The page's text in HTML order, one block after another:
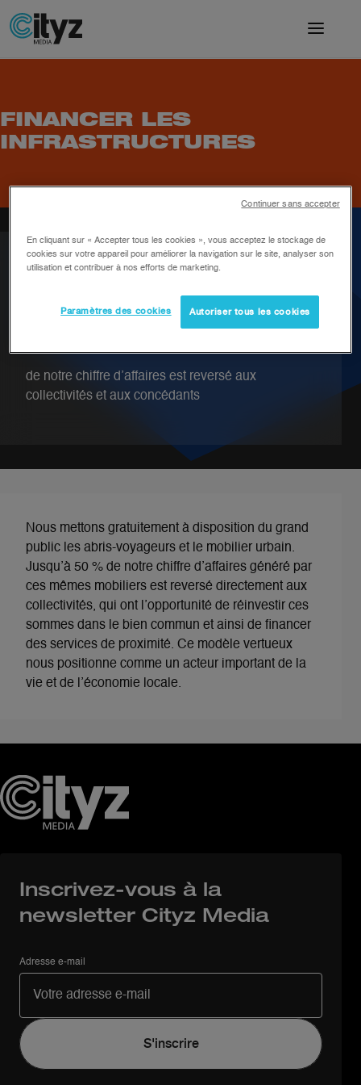
FINANCER LES
INFRASTRUCTURES
de notre chiffre d’affaires est reversé aux
collectivités et aux concédants
Nous mettons gratuitement à disposition du grand
public les abris-voyageurs et le mobilier urbain.
Jusqu’à 50 % de notre chiffre d’affaires généré par
ces mêmes mobiliers est reversé directement aux
collectivités, qui ont l’opportunité de réinvestir ces
sommes dans le bien commun et ainsi de financer
des services de proximité. Ce modèle vertueux
nous positionne comme un acteur important de la
vie et de l’économie locale.
Inscrivez-vous à la
newsletter Cityz Media
Adresse e-mail
En cliquant sur « Accepter tous les cookies », vous acceptez le stockage de
cookies sur votre appareil pour améliorer la navigation sur le site, analyser son
utilisation et contribuer à nos efforts de marketing.
Paramètres des cookies Autoriser tous les cookies
Continuer sans accepter